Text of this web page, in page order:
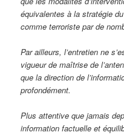
équivalentes à la stratégie
comme terroriste par de
Par ailleurs, l’entretien ne
vigueur de maîtrise de
que la direction de
profondément.
Plus attentive que jamais
information factuelle et